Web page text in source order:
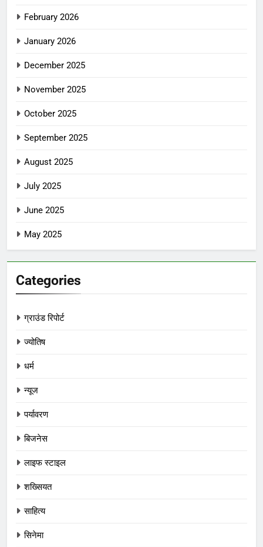
February 2026
January 2026
December 2025
November 2025
October 2025
September 2025
August 2025
July 2025
June 2025
May 2025
Categories
ग्राउंड रिपोर्ट
ज्योतिष
धर्म
न्यूज
पर्यावरण
बिजनेस
लाइफ स्टाइल
शख्सियत
साहित्य
सिनेमा